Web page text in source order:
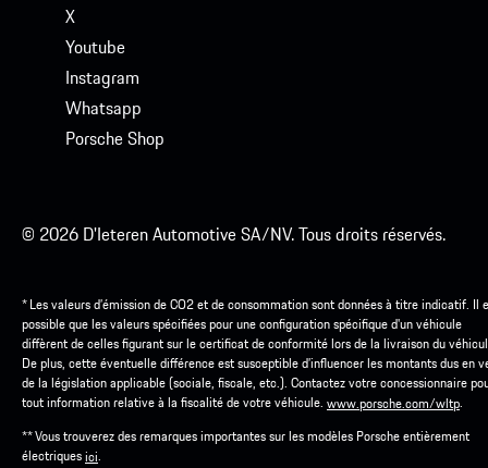
X
Youtube
Instagram
Whatsapp
Porsche Shop
© 2026 D'Ieteren Automotive SA/NV. Tous droits réservés.
* Les valeurs d’émission de CO2 et de consommation sont données à titre indicatif. Il
possible que les valeurs spécifiées pour une configuration spécifique d'un véhicule
diffèrent de celles figurant sur le certificat de conformité lors de la livraison du
De plus, cette éventuelle différence est susceptible d’influencer les montants dus en
de la législation applicable (sociale, fiscale, etc.). Contactez votre concessionnaire
tout information relative à la fiscalité de votre véhicule. www.porsche.com/wltp.
** Vous trouverez des remarques importantes sur les modèles Porsche entièrement
électriquesici.